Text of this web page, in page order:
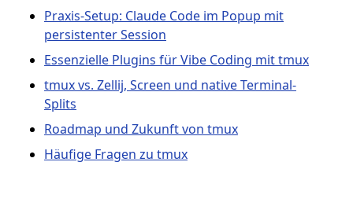
Praxis-Setup: Claude Code im Popup mit
persistenter Session
Essenzielle Plugins für Vibe Coding mit tmux
tmux vs. Zellij, Screen und native Terminal-
Splits
Roadmap und Zukunft von tmux
Häufige Fragen zu tmux